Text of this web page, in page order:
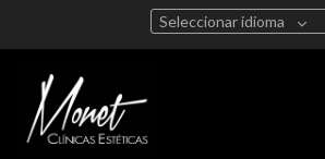
Seleccionar idioma